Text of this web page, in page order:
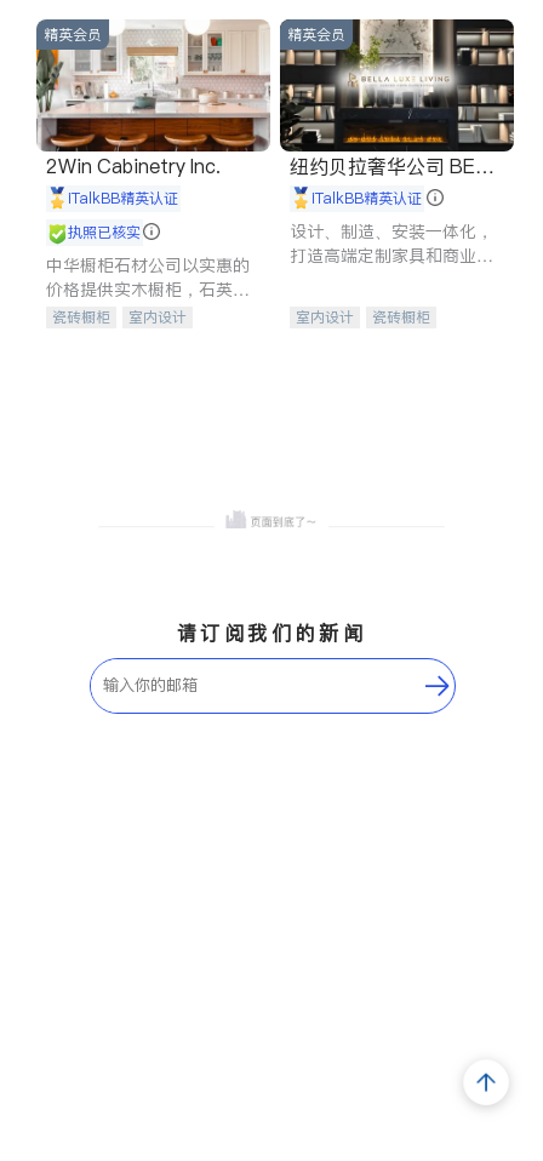
精英会员
2Win Cabinetry Inc.
iTalkBB精英认证
执照已核实
中华橱柜石材公司以实惠的
价格提供实木橱柜，石英石
台面，多种优质不锈钢水
瓷砖橱柜
室内设计
精英会员
纽约贝拉奢华公司 BELL
A LUXE
iTalkBB精英认证
设计、制造、安装一体化，
打造高端定制家具和商业空
室内设计
瓷砖橱柜
请订阅我们的新闻